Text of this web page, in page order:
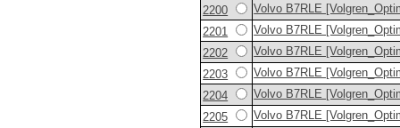
2200
Volvo B7RLE
2201
Volvo B7RLE
2202
Volvo B7RLE
2203
Volvo B7RLE
2204
Volvo B7RLE
2205
Volvo B7RLE